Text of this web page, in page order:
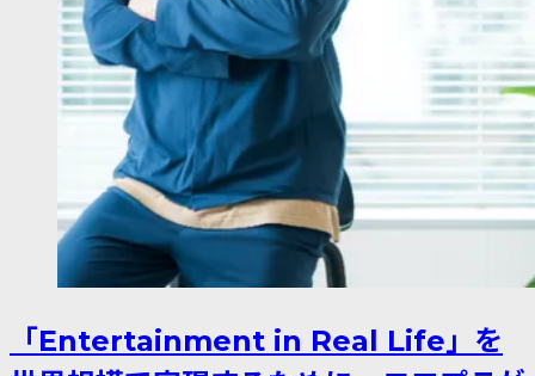
「Entertainment in Real Life」を